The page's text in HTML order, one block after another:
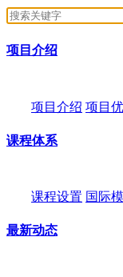
项目介绍
项目介绍 项目
课程体系
课程设置 国际
最新动态